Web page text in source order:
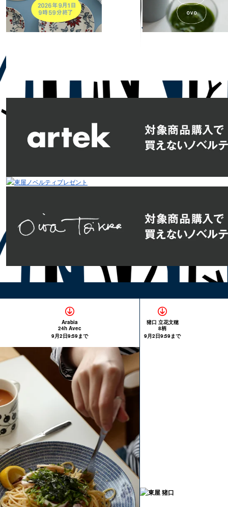
Arabia
24h Avec
9月2日9:59まで
猪口 立花文穂
8柄
9月2日9:59まで